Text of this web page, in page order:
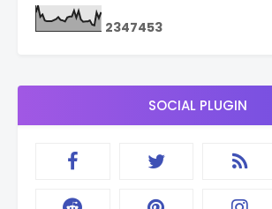
2347453
SOCIAL PLUGIN